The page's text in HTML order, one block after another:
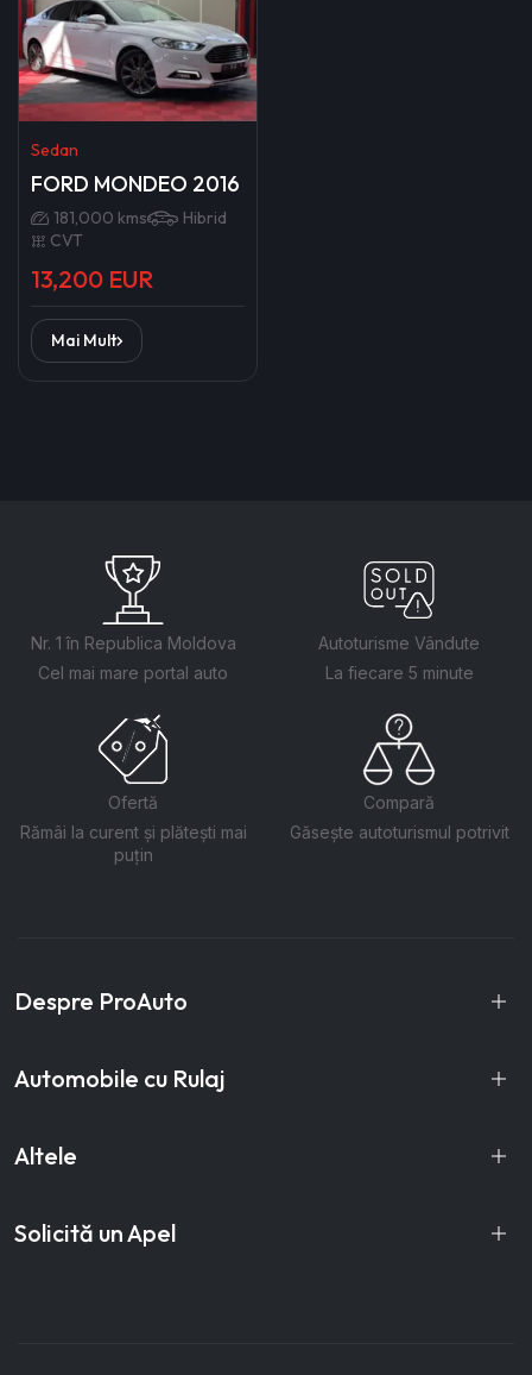
Sedan
FORD MONDEO 2016
181,000 kms
Hibrid
CVT
13,200 EUR
Mai Mult
Nr. 1 în Republica Moldova
Cel mai mare portal auto
Autoturisme Vândute
La fiecare 5 minute
Ofertă
Rămâi la curent și plătești mai
puțin
Compară
Găsește autoturismul potrivit
Despre ProAuto
Automobile cu Rulaj
Altele
Solicită un Apel